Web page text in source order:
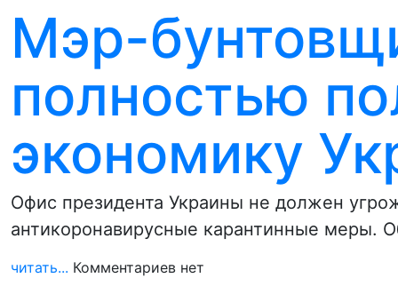
Мэр-
полностью
экономику
Офис президента Украины не должен
антикоронавирусные карантинные меры.
читать... Комментариев нет